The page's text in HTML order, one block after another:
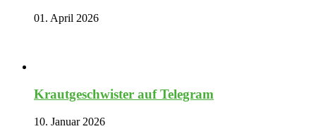
01. April 2026
Krautgeschwister auf Telegram
10. Januar 2026